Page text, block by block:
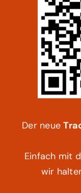
Der neue
Einfach mit
wir